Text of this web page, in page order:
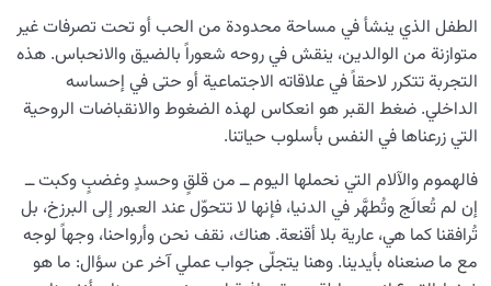
الطفل الذي ينشأ في مساحة محدودة من الحب أو تحت تصرفات غير
متوازنة من الوالدين، ينقش في روحه شعوراً بالضيق والانحباس. هذه
التجربة تتكرر لاحقاً في علاقاته الاجتماعية أو حتى في إحساسه
الداخلي. ضغط القبر هو انعكاس لهذه الضغوط والانقباضات الروحية
التي زرعناها في النفس بأسلوب حياتنا.
فالهموم والآلام التي نحملها اليوم ــ من قلقٍ وحسدٍ وغضبٍ وكبت ــ
إن لم تُعالَج وتُطهَّر في الدنيا، فإنها لا تتحوّل عند العبور إلى البرزخ، بل
تُرافقنا كما هي، عارية بلا أقنعة. هناك، نقف نحن وأرواحنا، وجهاً لوجه
مع ما صنعناه بأيدينا. وهنا يتجلّى جواب عملي آخر عن سؤال: ما هو